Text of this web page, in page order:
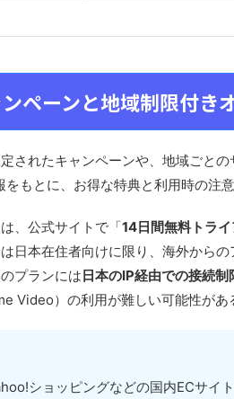
ペーンと地域制限付き
されたキャンペーンや、地域ごと
もとに、お得な特典と利用時の注意
、公式サイトで「14日間無料トラ
日本在住者向けに限り、海外から
プランには 日本のIP経由での接続制
Video）の利用が難しい可能性があ
ショッピングなどの国内ECサイ